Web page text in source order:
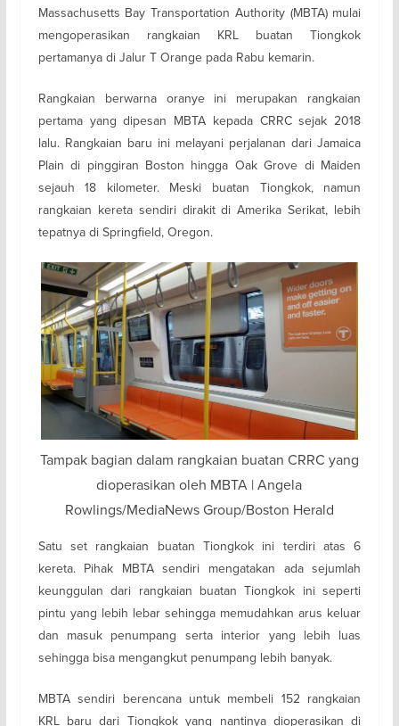
Massachusetts Bay Transportation Authority (MBTA) mulai
mengoperasikan rangkaian KRL buatan Tiongkok
pertamanya di Jalur T Orange pada Rabu kemarin.
Rangkaian berwarna oranye ini merupakan rangkaian
pertama yang dipesan MBTA kepada CRRC sejak 2018
lalu. Rangkaian baru ini melayani perjalanan dari Jamaica
Plain di pinggiran Boston hingga Oak Grove di Maiden
sejauh 18 kilometer. Meski buatan Tiongkok, namun
rangkaian kereta sendiri dirakit di Amerika Serikat, lebih
tepatnya di Springfield, Oregon.
Tampak bagian dalam rangkaian buatan CRRC yang
dioperasikan oleh MBTA | Angela
Rowlings/MediaNews Group/Boston Herald
Satu set rangkaian buatan Tiongkok ini terdiri atas 6
kereta. Pihak MBTA sendiri mengatakan ada sejumlah
keunggulan dari rangkaian buatan Tiongkok ini seperti
pintu yang lebih lebar sehingga memudahkan arus keluar
dan masuk penumpang serta interior yang lebih luas
sehingga bisa mengangkut penumpang lebih banyak.
MBTA sendiri berencana untuk membeli 152 rangkaian
KRL baru dari Tiongkok yang nantinya dioperasikan di